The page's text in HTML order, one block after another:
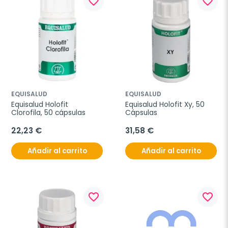
EQUISALUD
Equisalud Holofit
Clorofila, 50 cápsulas
22,23 €
Añadir al carrito
EQUISALUD
Equisalud Holofit Xy, 50
Cápsulas
31,58 €
Añadir al carrito
favorite_border favorite_border